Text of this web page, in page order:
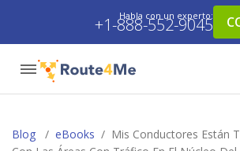
Habla con un experto:
+1-888-552-9045
Blog / eBooks / Mis Conductores Están